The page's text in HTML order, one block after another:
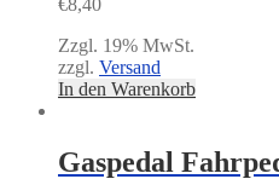
Zzgl. 19% MwSt.
zzgl. Versand
In den Warenkorb
Gaspedal